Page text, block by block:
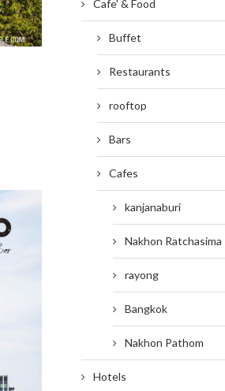
Cafe' & Food
Buffet
Restaurants
rooftop
Bars
Cafes
kanjanaburi
Nakhon Ratchasima
rayong
Bangkok
Nakhon Pathom
Hotels